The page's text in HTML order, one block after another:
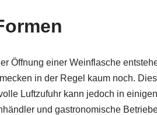
Öffnung einer Weinflasche
in der Regel kaum noch.
Luftzufuhr kann jedoch in
und gastronomische